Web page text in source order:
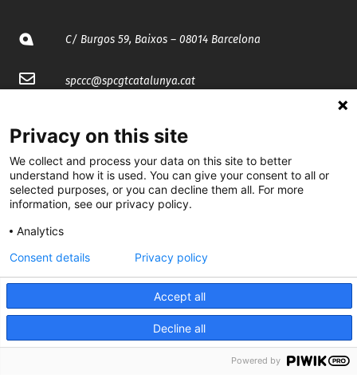
C/ Burgos 59, Baixos – 08014 Barcelona
spccc@spcgtcatalunya.cat
@CGTCatalunya
cgtcatalunya
CGTCatalunya
cgtcatalunya
Desenvolupat per
Privacy on this site
We collect and process your data on this site to better
understand how it is used. You can give your consent to all or
selected purposes, or you can decline them all. For more
information, see our privacy policy.
Analytics
Accept all
Decline all
Consent details Privacy policy
Powered by